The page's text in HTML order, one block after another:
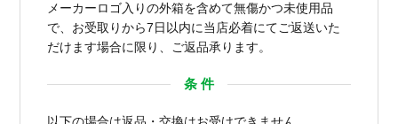
メーカーロゴ入りの外箱を含めて無傷かつ未使用品
で、お受取りから7日以内に当店必着にてご返送いた
だけます場合に限り、ご返品承ります。
条 件